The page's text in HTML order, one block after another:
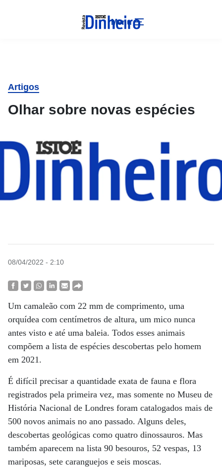
Menu
Artigos
Olhar sobre novas espécies
08/04/2022 - 2:10
Um camaleão com 22 mm de comprimento, uma
orquídea com centímetros de altura, um mico nunca
antes visto e até uma baleia. Todos esses animais
compõem a lista de espécies descobertas pelo homem
em 2021.
É difícil precisar a quantidade exata de fauna e flora
registrados pela primeira vez, mas somente no Museu de
História Nacional de Londres foram catalogados mais de
500 novos animais no ano passado. Alguns deles,
descobertas geológicas como quatro dinossauros. Mas
também aparecem na lista 90 besouros, 52 vespas, 13
mariposas, sete caranguejos e seis moscas.